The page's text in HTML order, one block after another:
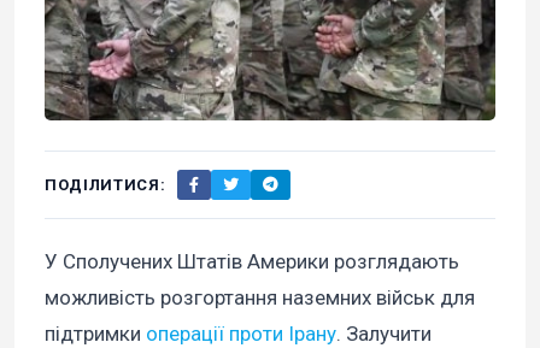
ПОДІЛИТИСЯ:
У Сполучених Штатів Америки розглядають
можливість розгортання наземних військ для
підтримки операції проти Ірану. Залучити